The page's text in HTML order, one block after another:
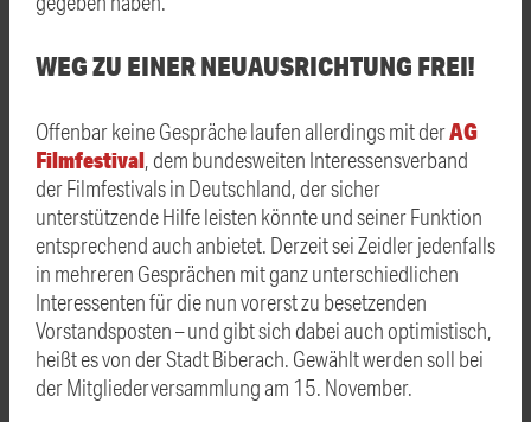
WEG ZU EINER NEUAUSRICHTUNG FREI!
Offenbar keine Gespräche laufen allerdings mit derAG
Filmfestival, dem bundesweiten Interessensverband
der Filmfestivals in Deutschland, der sicher
unterstützende Hilfe leisten könnte und seiner Funktion
entsprechend auch anbietet. Derzeit sei Zeidler jedenfalls
in mehreren Gesprächen mit ganz unterschiedlichen
Interessenten für die nun vorerst zu besetzenden
Vorstandsposten – und gibt sich dabei auch optimistisch,
heißt es von der Stadt Biberach. Gewählt werden soll bei
der Mitgliederversammlung am 15. November.